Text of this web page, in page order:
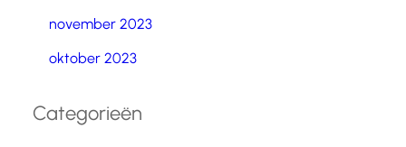
november 2023
oktober 2023
Categorieën